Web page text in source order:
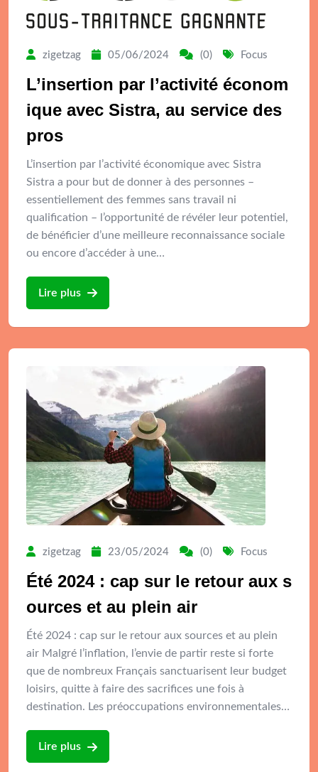
zigetzag 05/06/2024 (0) Focus
L’insertion par l’activité économ
ique avec Sistra, au service des
pros
L’insertion par l’activité économique avec Sistra
Sistra a pour but de donner à des personnes –
essentiellement des femmes sans travail ni
qualification – l’opportunité de révéler leur potentiel,
de bénéficier d’une meilleure reconnaissance sociale
ou encore d’accéder à une…
Lire plus
zigetzag 23/05/2024 (0) Focus
Été 2024 : cap sur le retour aux s
ources et au plein air
Été 2024 : cap sur le retour aux sources et au plein
air Malgré l’inflation, l’envie de partir reste si forte
que de nombreux Français sanctuarisent leur budget
loisirs, quitte à faire des sacrifices une fois à
destination. Les préoccupations environnementales…
Lire plus